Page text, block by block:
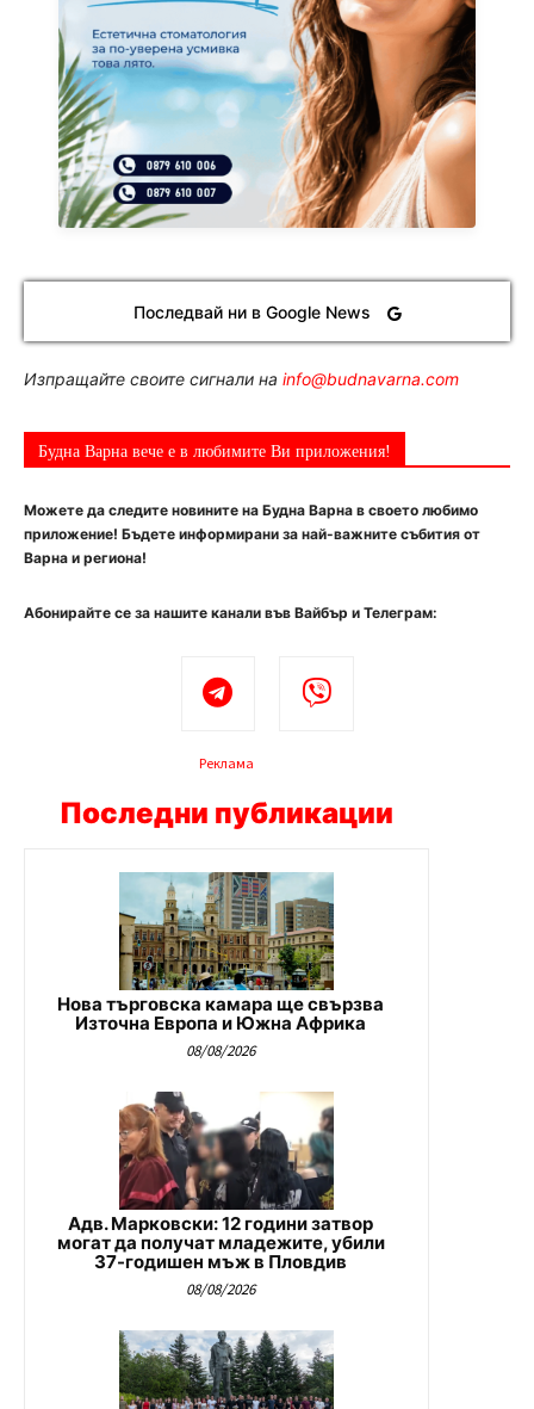
Последвай ни в Google News
Изпращайте своите сигнали на info@budnavarna.com
Будна Варна вече е в любимите Ви приложения!
Можете да следите новините на Будна Варна в своето любимо
приложение! Бъдете информирани за най-важните събития от
Варна и региона!
Абонирайте се за нашите канали във Вайбър и Телеграм:
Реклама
Последни публикации
Нова търговска камара ще свързва
Източна Европа и Южна Африка
08/08/2026
Адв. Марковски: 12 години затвор
могат да получат младежите, убили
37-годишен мъж в Пловдив
08/08/2026